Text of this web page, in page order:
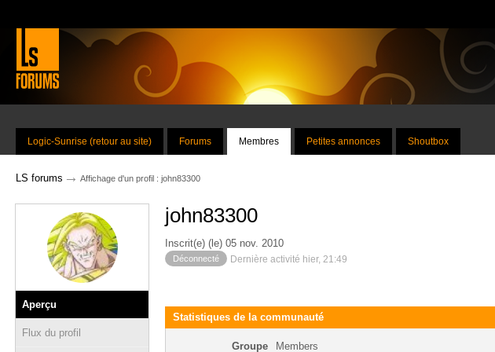
Logic-Sunrise (retour au site) Forums Membres Petites annonces Shoutbox
LS forums → Affichage d'un profil : john83300
Aperçu
Flux du profil
john83300
Inscrit(e) (le) 05 nov. 2010
Déconnecté Dernière activité hier, 21:49
Statistiques de la communauté
Groupe Members